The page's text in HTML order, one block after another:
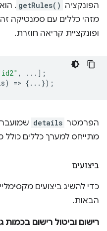
הפונקציה getRules()
.
מזהי כללים עם סמנטיקה
ופונקציית קריאה חוזרת.
,
...];
) => {...});
הפרמטר details שמועבר
מתייחס למערך כללים כולל
ביצועים
כדי להשיג ביצועים
הבאות.
רישום וביטול רישום בכמות